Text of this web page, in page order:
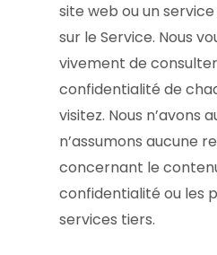
site web ou un
sur le Service. Nous
vivement de
confidentialité de
visitez. Nous n’avons
n’assumons aucune
concernant le
confidentialité ou les
services tiers.